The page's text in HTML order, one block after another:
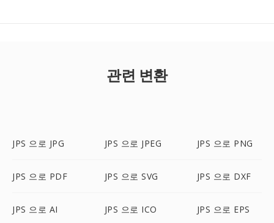
관련 변환
JPS 으로 JPG JPS 으로 JPEG JPS 으로 PNG
JPS 으로 PDF JPS 으로 SVG JPS 으로 DXF
JPS 으로 AI JPS 으로 ICO JPS 으로 EPS